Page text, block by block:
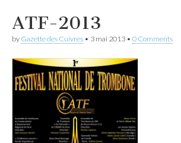
ATF-2013
by Gazette des Cuivres • 3 mai 2013 • 0 Comments